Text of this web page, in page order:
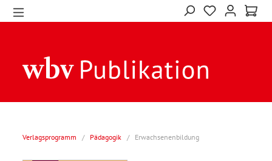
Verlagsprogramm / Pädagogik / Erwachsenenbildung